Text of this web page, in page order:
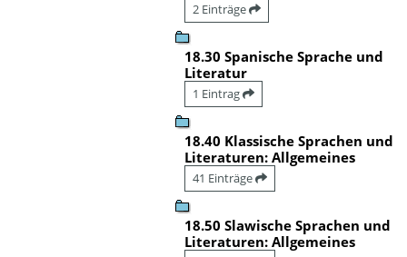
2 Einträge
18.30 Spanische Sprache und
Literatur
1 Eintrag
18.40 Klassische Sprachen und
Literaturen: Allgemeines
41 Einträge
18.50 Slawische Sprachen und
Literaturen: Allgemeines